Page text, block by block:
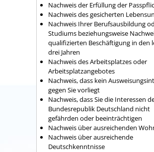
Nachweis der Erfüllung der
Nachweis des gesicherten
Nachweis Ihrer Berufsausbildung
Studiums beziehungsweise
qualifizierten Beschäftigung in den
drei Jahren
Nachweis des Arbeitsplatzes oder
Arbeitsplatzangebotes
Nachweis, dass kein
gegen Sie vorliegt
Nachweis, dass Sie die Interessen
Bundesrepublik Deutschland nicht
gefährden oder beeinträchtigen
Nachweis über ausreichenden
Nachweis über ausreichende
Deutschkenntnisse